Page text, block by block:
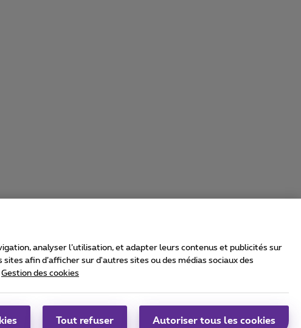
Carrier & Wholesale Solutions
Proximus Group
|
analyser l’utilisation, et adapter leurs contenus et publicités sur
afin d’afficher sur d'autres sites ou des médias sociaux des
Gestion des cookies
Tout refuser Autoriser tous les cookies